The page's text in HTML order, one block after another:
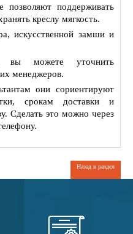
позволяют поддерживать
креслу мягкость.
искусственной замши и
вы можете уточнить
менеджеров.
они сориентируют
срокам доставки и
Сделать это можно через
Назад в раздел